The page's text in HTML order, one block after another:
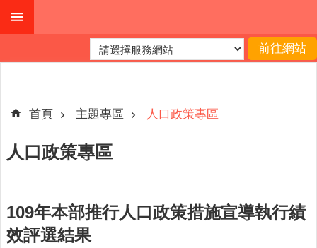
跳到主要內容區塊
階
機
關
介
便
首頁 主題專區 人口政策專區
人口政策專區
109年本部推行人口政策措施宣導執行績
效評選結果